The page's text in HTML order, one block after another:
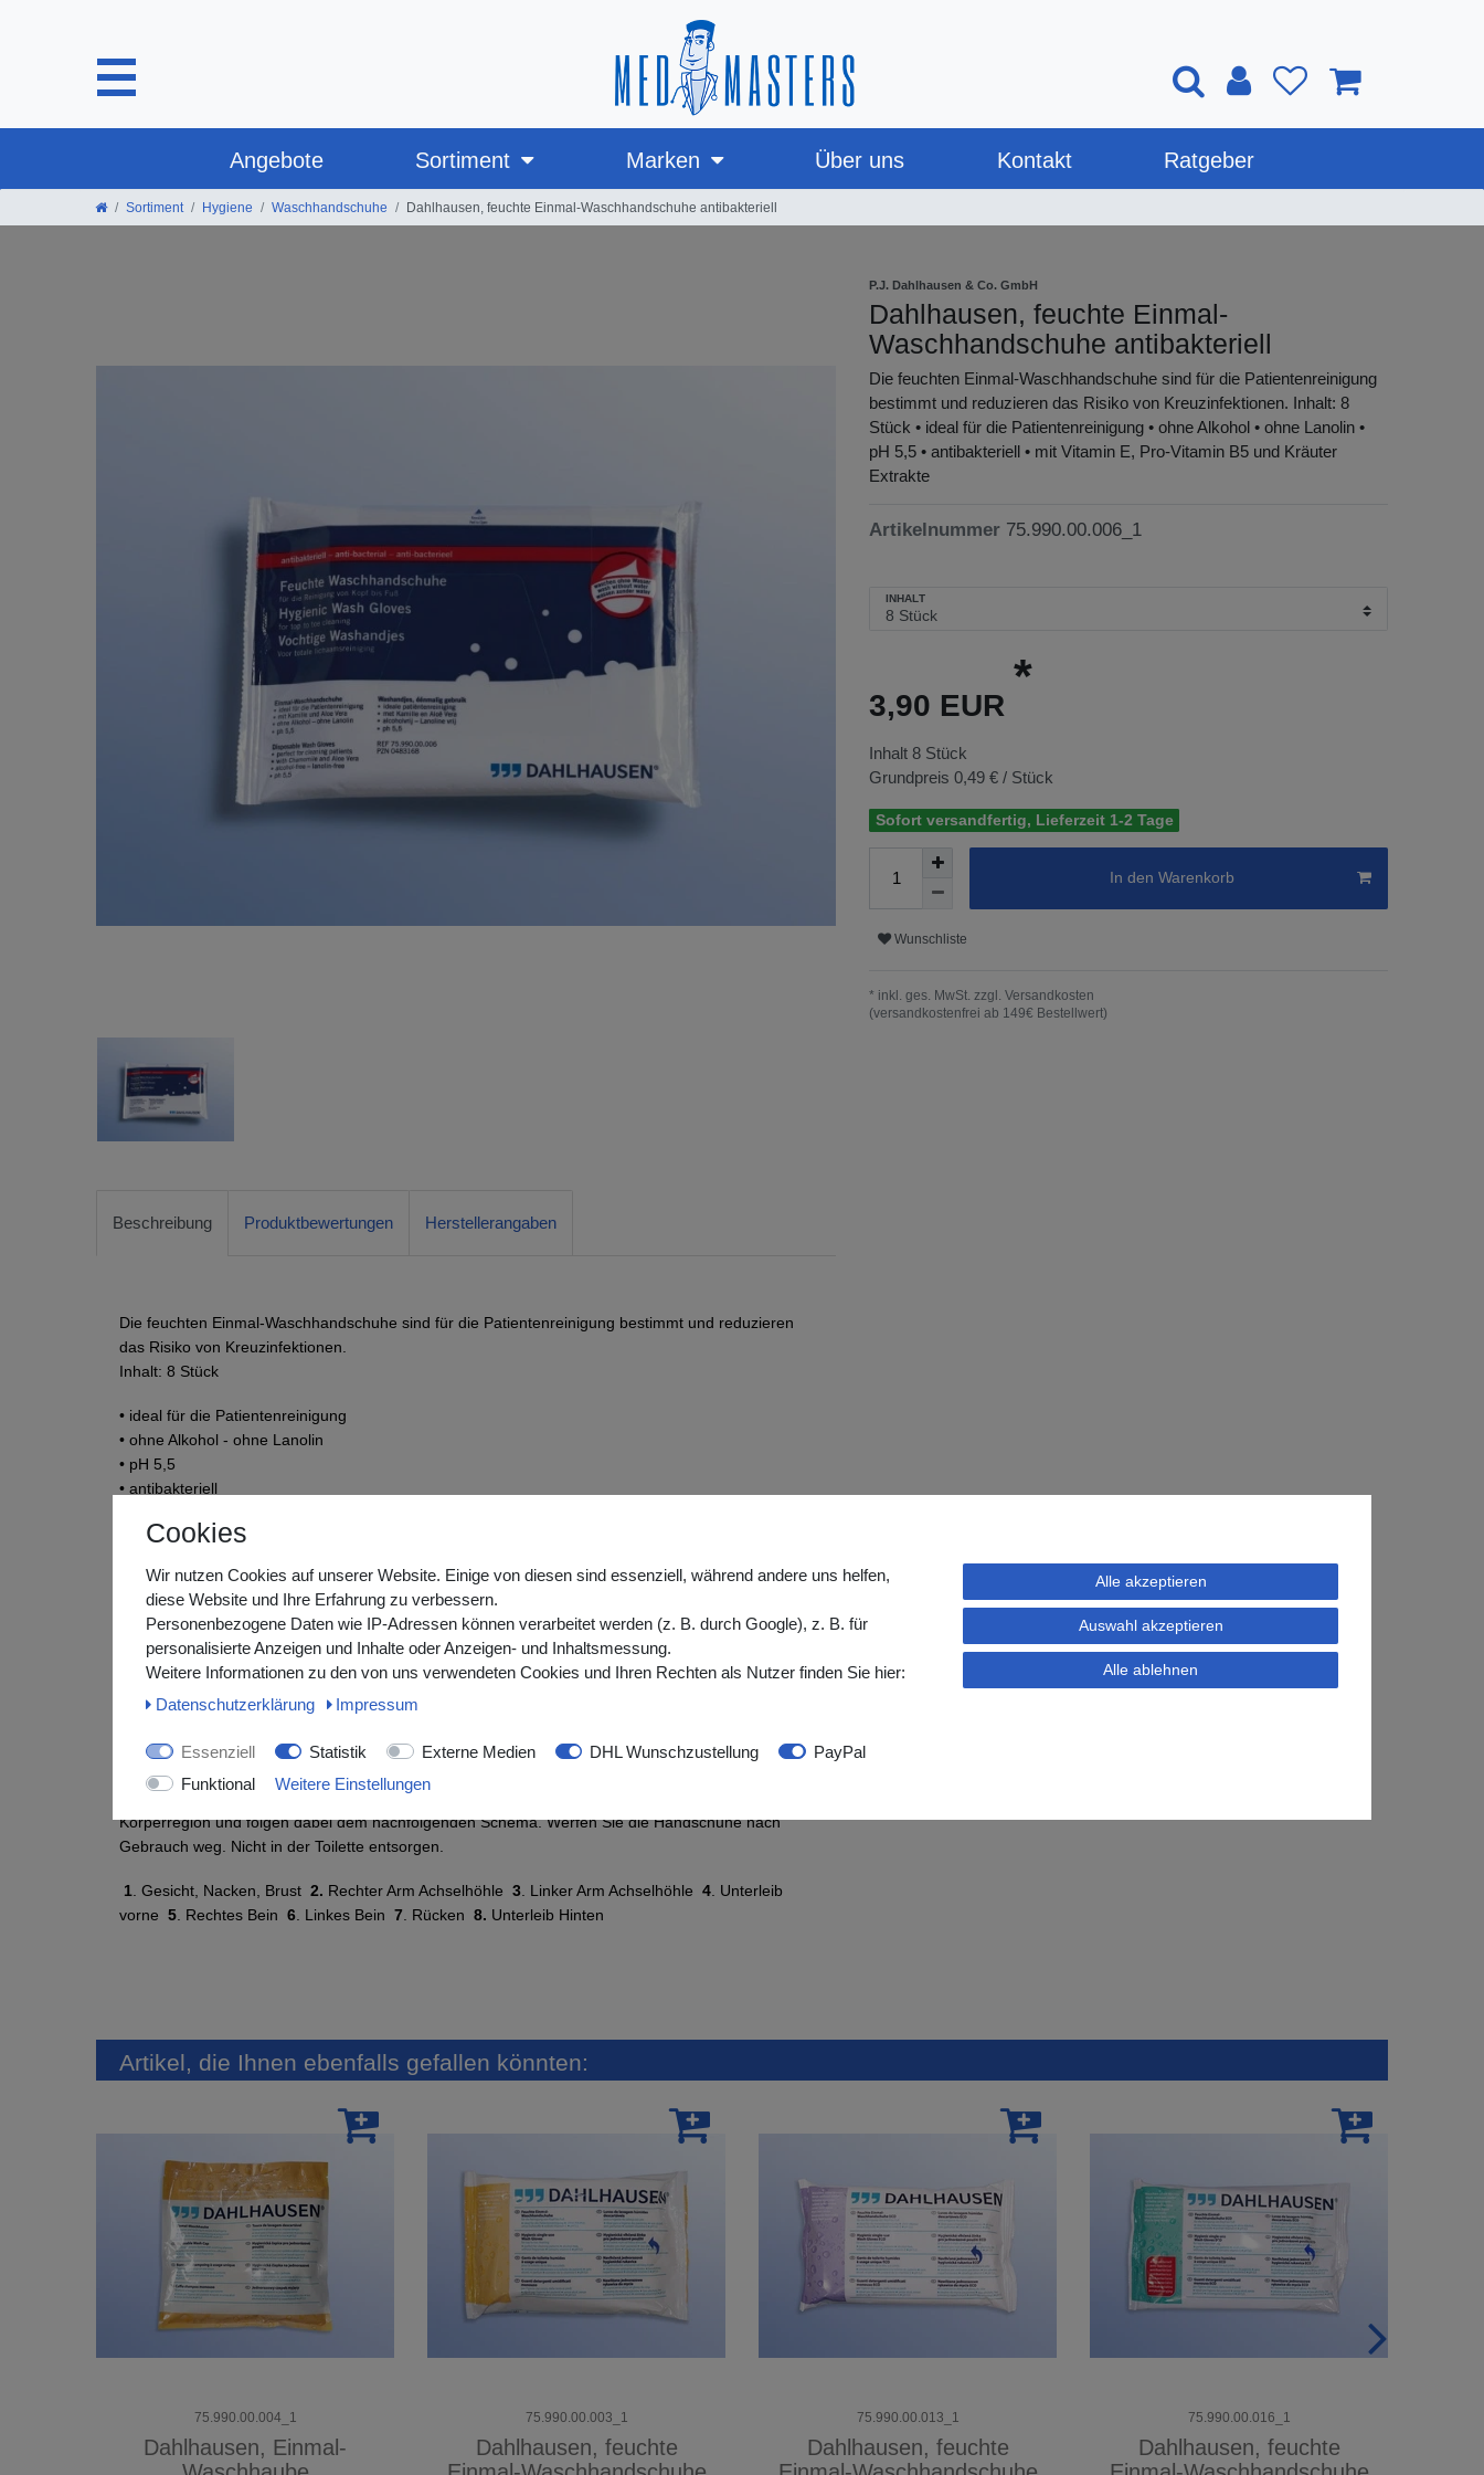
Angebote Sortiment Marken Über uns Kontakt Ratgeber
Sortiment Hygiene Waschhandschuhe Dahlhausen, feuchte Einmal-Waschhandschuhe antibakteriell
P.J. Dahlhausen & Co. GmbH
Dahlhausen, feuchte Einmal-
Waschhandschuhe antibakteriell
Die feuchten Einmal-Waschhandschuhe sind für die Patientenreinigung
bestimmt und reduzieren das Risiko von Kreuzinfektionen. Inhalt: 8
Stück • ideal für die Patientenreinigung • ohne Alkohol • ohne Lanolin •
pH 5,5 • antibakteriell • mit Vitamin E, Pro-Vitamin B5 und Kräuter
Extrakte
Artikelnummer 75.990.00.006_1
INHALT
3,90 EUR
*
Inhalt 8 Stück
Grundpreis 0,49 € / Stück
Sofort versandfertig, Lieferzeit 1-2 Tage
In den Warenkorb
Wunschliste
* inkl. ges. MwSt. zzgl. Versandkosten
(versandkostenfrei ab 149€ Bestellwert)
Beschreibung Produktbewertungen Herstellerangaben
Die feuchten Einmal-Waschhandschuhe sind für die Patientenreinigung bestimmt und reduzieren
das Risiko von Kreuzinfektionen.
Inhalt: 8 Stück
• ideal für die Patientenreinigung
• ohne Alkohol - ohne Lanolin
• pH 5,5
• antibakteriell
Staphylococcus aureus, Staphylococcus aureus, Pseudomonas aeruginosa, Streptococcus faecalis
und Enterobacter aerogenes und bietet eine einfache und effiziente Reinigung von Patienten.
Der Waschhandschuh kann bei Kindern eingesetzt werden, die älter als 3 Jahre sind.
Die Einmal-Waschhandschuhe können nach Bedarf in der Mikrowelle ( 20 Sekunden/750W )
erwärmt werden.
Achtung: Beutel nicht überhitzen!
darauf, dass die Handschuhe nicht zu heiß sind. Verwenden Sie jeweils einen Handschuh pro
Körperregion und folgen dabei dem nachfolgenden Schema. Werfen Sie die Handschuhe nach
Gebrauch weg. Nicht in der Toilette entsorgen.
1 . Gesicht, Nacken, Brust 2. Rechter Arm Achselhöhle 3 . Linker Arm Achselhöhle 4 . Unterleib
vorne 5 . Rechtes Bein 6 . Linkes Bein 7 . Rücken 8. Unterleib Hinten
Artikel, die Ihnen ebenfalls gefallen könnten:
75.990.00.004_1
Dahlhausen, Einmal-
75.990.00.003_1
Dahlhausen, feuchte
75.990.00.013_1
Dahlhausen, feuchte
75.990.00.016_1
Dahlhausen, feuchte
Cookies
Wir nutzen Cookies auf unserer Website. Einige von diesen sind essenziell, während andere uns helfen,
diese Website und Ihre Erfahrung zu verbessern.
Personenbezogene Daten wie IP-Adressen können verarbeitet werden (z. B. durch Google), z. B. für
personalisierte Anzeigen und Inhalte oder Anzeigen- und Inhaltsmessung.
Weitere Informationen zu den von uns verwendeten Cookies und Ihren Rechten als Nutzer finden Sie hier:
Daten­schutz­erklärung
Impressum
Essenziell Statistik Externe Medien DHL Wunschzustellung
PayPal
Funktional
Weitere Einstellungen
Alle akzeptieren
Auswahl akzeptieren
Alle ablehnen